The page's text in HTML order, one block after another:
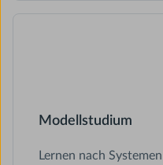
Modellstudium
Lernen nach Systemen